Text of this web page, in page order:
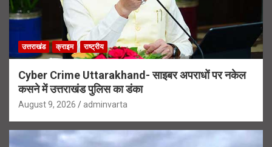
उत्तराखंड क्राइम राष्ट्रीय
Cyber Crime Uttarakhand- साइबर अपराधों पर नकेल
कसने में उत्तराखंड पुलिस का डंका
August 9, 2026 adminvarta